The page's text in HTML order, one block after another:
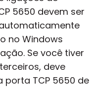
5650 devem ser
no Windows
Se você tiver
deve
TCP 5650 de